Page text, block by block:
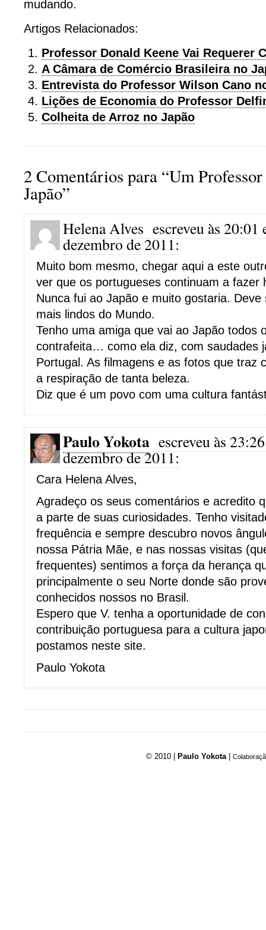
mudando.
Artigos Relacionados:
Professor Donald Keene Vai Requerer
A Câmara de Comércio Brasileira no
Entrevista do Professor Wilson Cano
Lições de Economia do Professor
Colheita de Arroz no Japão
2 Comentários para “Um
Japão”
Helena Alves escreveu às 20:01
dezembro de 2011:
Muito bom mesmo, chegar aqui a este
ver que os portugueses continuam a fazer
Nunca fui ao Japão e muito gostaria.
mais lindos do Mundo.
Tenho uma amiga que vai ao Japão todos
contrafeita… como ela diz, com saudades
Portugal. As filmagens e as fotos que traz
a respiração de tanta beleza.
Diz que é um povo com uma cultura
Paulo Yokota escreveu às
dezembro de 2011:
Cara Helena Alves,
Agradeço os seus comentários e acredito
a parte de suas curiosidades. Tenho
frequência e sempre descubro novos
nossa Pátria Mãe, e nas nossas visitas
frequentes) sentimos a força da herança
principalmente o seu Norte donde são
conhecidos nossos no Brasil.
Espero que V. tenha a oportunidade de
contribuição portuguesa para a cultura
postamos neste site.
Paulo Yokota
© 2010 | Paulo Yokota |